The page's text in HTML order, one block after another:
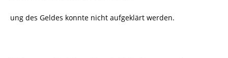
ung des Geldes konnte nicht aufgeklärt werden.